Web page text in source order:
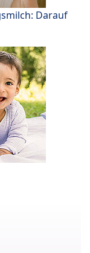
Darauf